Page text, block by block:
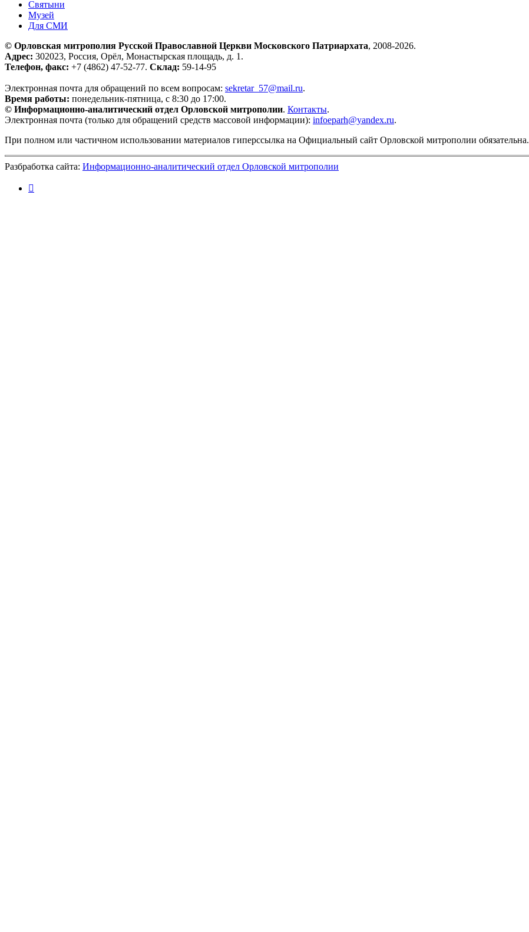
Святыни
Музей
Для СМИ
© Орловская митрополия Русской Православной Церкви Московского Патриархата, 2008-2026.
Адрес: 302023, Россия, Орёл, Монастырская площадь, д. 1.
Телефон, факс: +7 (4862) 47-52-77. Склад: 59-14-95
Электронная почта для обращений по всем вопросам: sekretar_57@mail.ru.
Время работы: понедельник-пятница, с 8:30 до 17:00.
© Информационно-аналитический отдел Орловской митрополии. Контакты.
Электронная почта (только для обращений средств массовой информации): infoeparh@yandex.ru.
При полном или частичном использовании материалов гиперссылка на Официальный сайт Орловской митрополии обязательна.
Разбработка сайта: Информационно-аналитический отдел Орловской митрополии